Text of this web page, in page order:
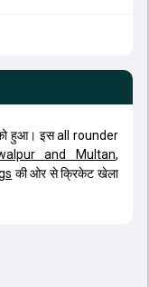
हुआ। इस all rounder
and Multan,
की ओर से क्रिकेट खेला